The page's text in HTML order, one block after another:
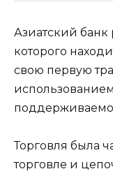
Азиатский банк
которого
свою первую
Торговля была
торговле и